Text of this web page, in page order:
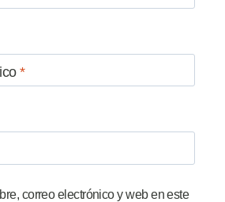
*
correo electrónico y web en este